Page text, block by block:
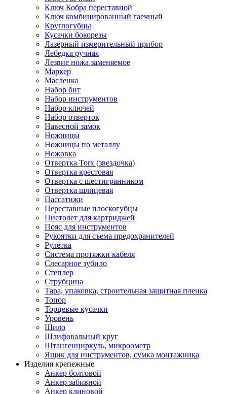
Ключ Кобра переставной
Ключ комбинированный гаечный
Круглогубцы
Кусачки бокорезы
Лазерный измерительный прибор
Лебедка ручная
Лезвие ножа заменяемое
Маркер
Масленка
Набор бит
Набор инструментов
Набор ключей
Набор отверток
Навесной замок
Ножницы
Ножницы по металлу
Ножовка
Отвертка Torx (звездочка)
Отвертка крестовая
Отвертка с шестигранником
Отвертка шлицевая
Пассатижи
Переставные плоскогубцы
Пистолет для картриджей
Пояс для инструментов
Рукоятки для съема предохранителей
Рулетка
Система протяжки кабеля
Слесарное зубило
Степлер
Струбцина
Тара, упаковка, строительная защитная пленка
Топор
Торцевые кусачки
Уровень
Шило
Шлифовальный круг
Штангенциркуль, микроометр
Ящик для инструментов, сумка монтажника
Изделия крепежные
Анкер болтовой
Анкер забивной
Анкер клиновой